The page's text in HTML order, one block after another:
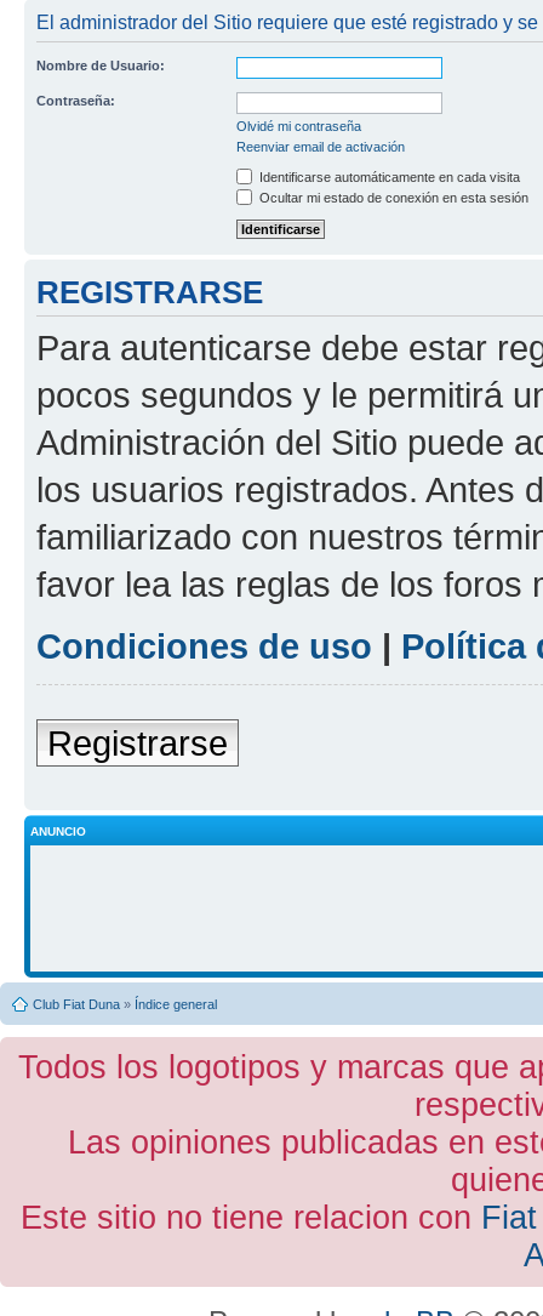
El administrador del Sitio requiere que esté registrado y
Nombre de Usuario:
Contraseña:
Olvidé mi contraseña
Reenviar email de activación
Identificarse automáticamente en cada visita
Ocultar mi estado de conexión en esta sesión
REGISTRARSE
Para autenticarse debe estar
pocos segundos y le permitirá
Administración del Sitio puede
los usuarios registrados. Antes
familiarizado con nuestros
favor lea las reglas de los foros
Condiciones de uso | Política
Registrarse
ANUNCIO
Club Fiat Duna » Índice general
Todos los logotipos y marcas que
Las opiniones publicadas en
Este sitio no tiene relacion con